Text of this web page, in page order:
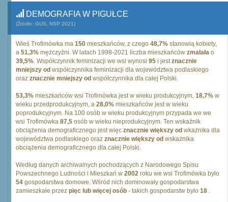
DEMOGRAFIA W PIGUŁCE
(Źródło: GUS, NSP 2021)
Wieś Trofimówka ma 150 mieszkańców, z czego 48,7% stanowią kobiety,
a 51,3% mężczyźni. W latach 1998-2021 liczba mieszkańców zmalała o
39,5%. Współczynnik feminizacji we wsi wynosi 95 i jestznacznie
mniejszy od współczynnika feminizacji dla województwa podlaskiego
oraz znacznie mniejszy od współczynnika dla całej Polski.
53,3% mieszkańców wsi Trofimówka jest w wieku produkcyjnym, 18,7% w
wieku przedprodukcyjnym, a 28,0% mieszkańców jest w wieku
poprodukcyjnym. Na 100 osób w wieku produkcyjnym przypada we we
wsi Trofimówka 87,5 osób w wieku nieprodukcyjnym. Ten wskaźnik
obciążenia demograficznego jest więc znacznie większy od wkażnika dla
województwa podlaskiego oraz znacznie większy od wskażnika
obciążenia demograficznego dla całej Polski.
Według danych archiwalnych pochodzących z Narodowego Spisu
Powszechnego Ludności i Mieszkań w 2002 roku we wsi Trofimówka było
54 gospodarstwa domowe. Wśród nich dominowały gospodarstwa
zamieszkałe przez pięc lub więcej osób - takich gospodarstw było 18 .